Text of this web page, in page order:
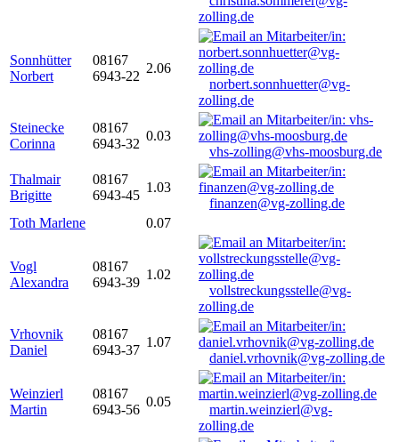
zolling.de
Sonnhütter
Norbert
08167
6943-22
2.06
norbert.sonnhuetter@vg-
zolling.de
Steinecke
Corinna
08167
6943-32
0.03
vhs-zolling@vhs-moosburg.de
Thalmair
Brigitte
08167
6943-45
1.03
finanzen@vg-zolling.de
Toth Marlene
0.07
Vogl
Alexandra
08167
6943-39
1.02
vollstreckungsstelle@vg-
zolling.de
Vrhovnik
Daniel
08167
6943-37
1.07
daniel.vrhovnik@vg-zolling.de
Weinzierl
Martin
08167
6943-56
0.05
martin.weinzierl@vg-
zolling.de